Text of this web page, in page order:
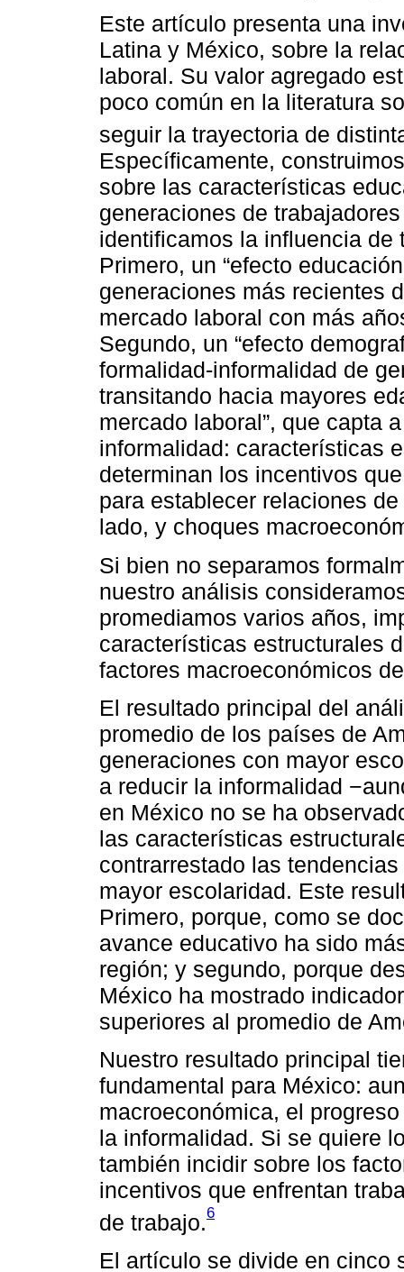
Este artículo presenta una
Latina y México, sobre la
laboral. Su valor agregado
poco común en la literatura
seguir la trayectoria de
Específicamente,
sobre las características
generaciones de
identificamos la influencia de
Primero, un “efecto
generaciones más recientes
mercado laboral con más
Segundo, un “efecto
formalidad-informalidad de
transitando hacia mayores
mercado laboral”, que capta
informalidad: características
determinan los incentivos
para establecer relaciones
lado, y choques
Si bien no separamos
nuestro análisis
promediamos varios años,
características estructurales
factores macroeconómicos
El resultado principal del
promedio de los países de
generaciones con mayor
a reducir la informalidad
en México no se ha
las características
contrarrestado las
mayor escolaridad. Este
Primero, porque, como se
avance educativo ha sido
región; y segundo, porque
México ha mostrado
superiores al promedio de
Nuestro resultado principal
fundamental para México:
macroeconómica, el
la informalidad. Si se quiere
también incidir sobre los
incentivos que enfrentan
de trabajo.6
El artículo se divide en cinco